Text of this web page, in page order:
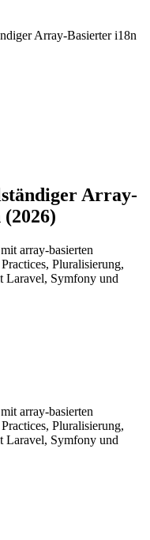
Array-Basierter i18n
Array-
array-basierten
Pluralisierung,
Laravel, Symfony und
array-basierten
Pluralisierung,
Laravel, Symfony und